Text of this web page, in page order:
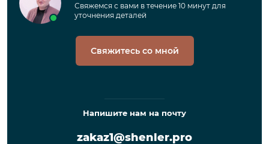
Свяжемся с вами в течение 10 минут для
уточнения деталей
Свяжитесь со мной
Напишите нам на почту
zakaz1@shenler.pro